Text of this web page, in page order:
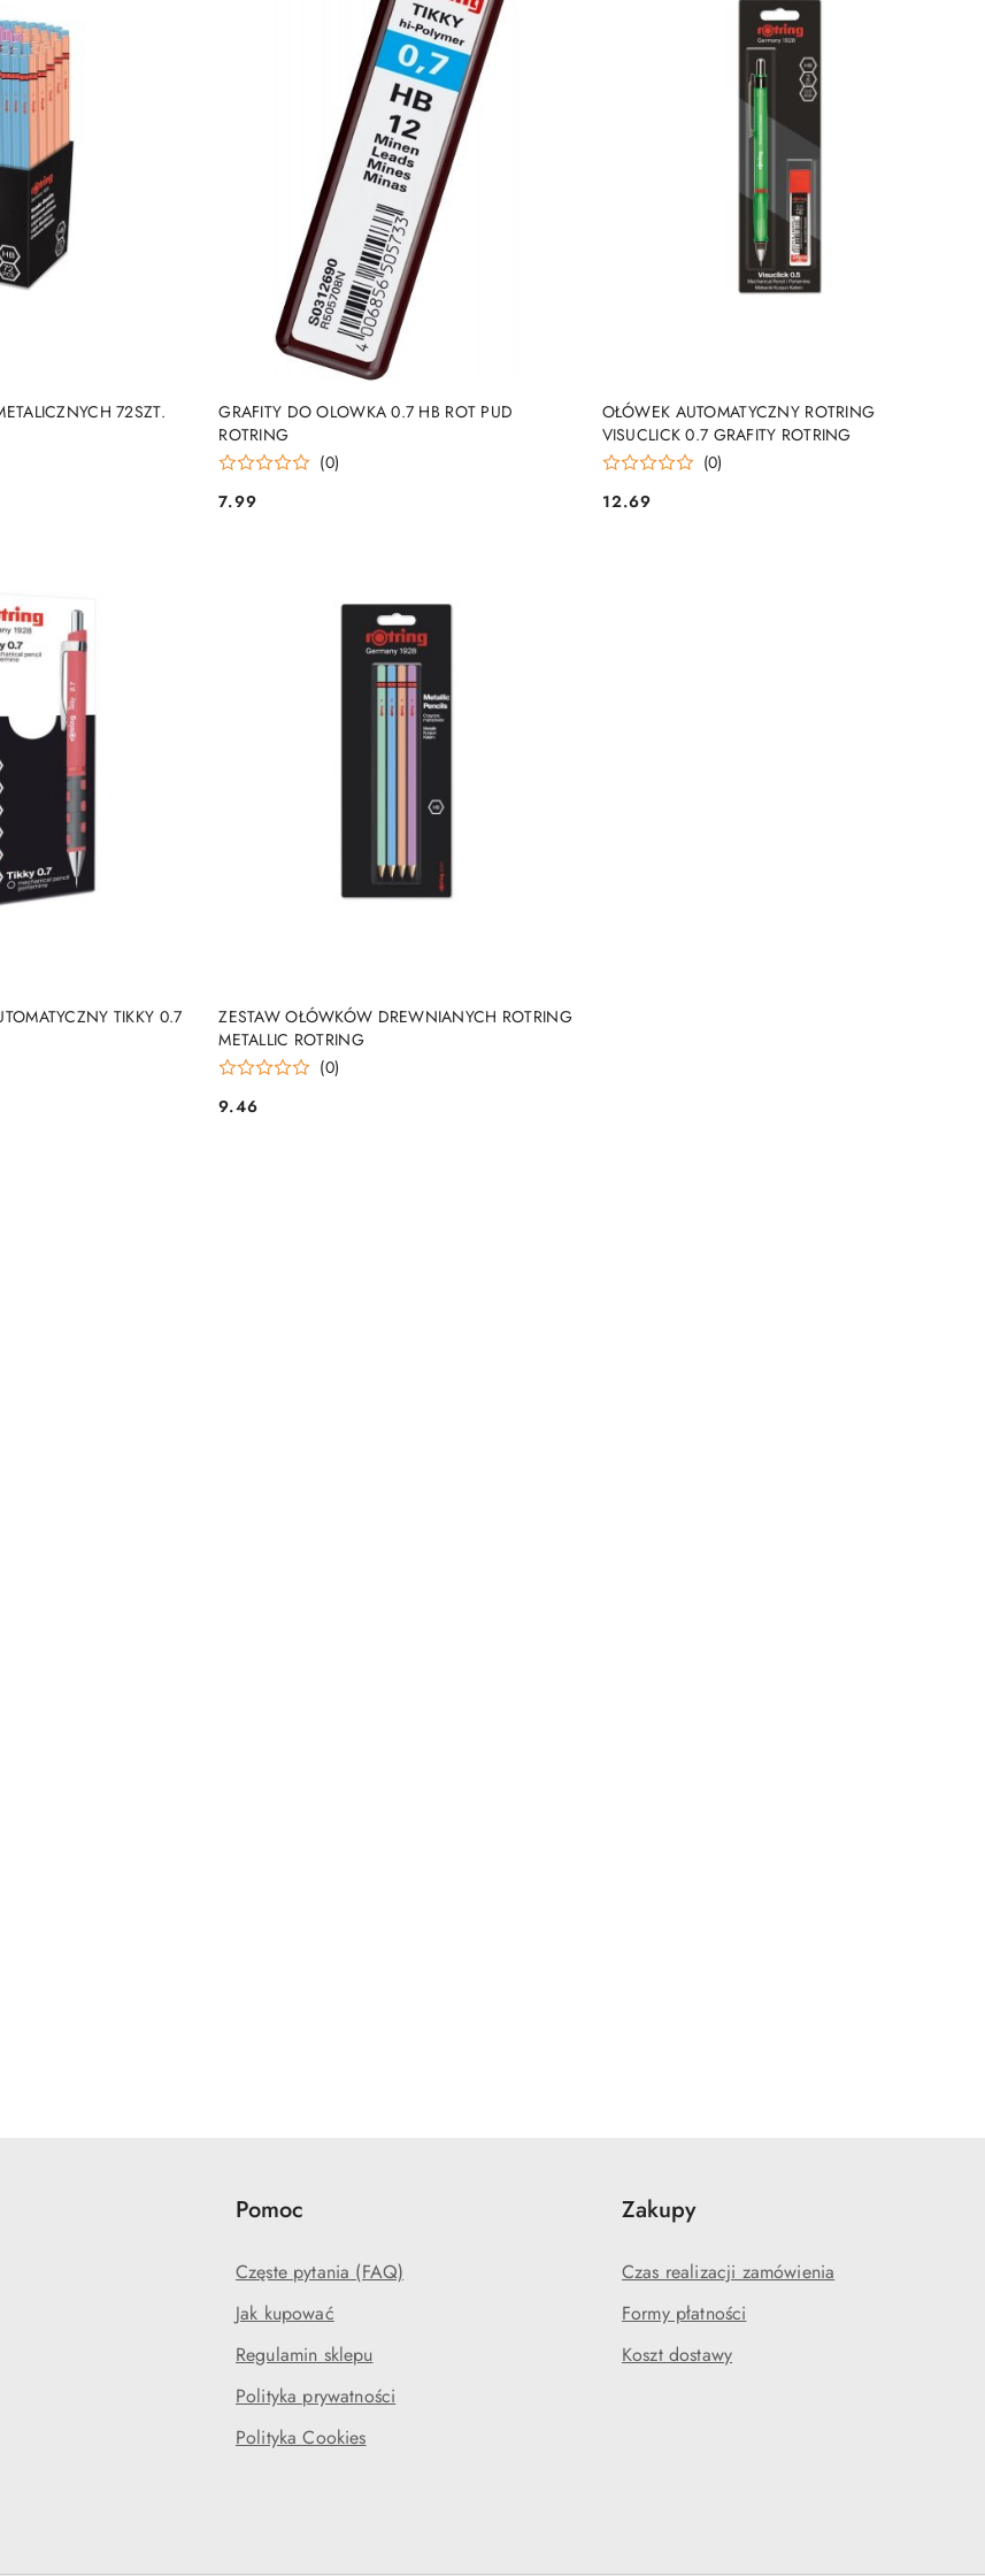
72SZT.
GRAFITY DO OLOWKA 0.7 HB ROT PUD
ROTRING
(0)
Cena:
7.99
PRODUKT NIEDOSTĘPNY
OŁÓWEK AUTOMATYCZNY ROTRING
VISUCLICK 0.7 GRAFITY ROTRING
(0)
Cena:
12.69
PRODUKT NIEDOSTĘPNY
TIKKY 0.7
ZESTAW OŁÓWKÓW DREWNIANYCH ROTRING
METALLIC ROTRING
(0)
Cena:
9.46
PRODUKT NIEDOSTĘPNY
Pomoc
Częste pytania (FAQ)
Jak kupować
Regulamin sklepu
Polityka prywatności
Polityka Cookies
Zakupy
Czas realizacji zamówienia
Formy płatności
Koszt dostawy